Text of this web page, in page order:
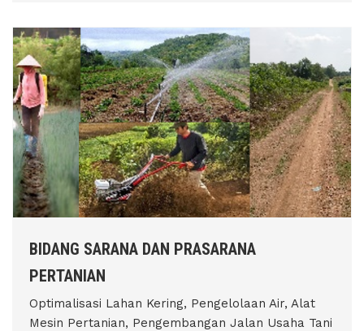
BIDANG SARANA DAN PRASARANA
PERTANIAN
Optimalisasi Lahan Kering, Pengelolaan Air, Alat
Mesin Pertanian, Pengembangan Jalan Usaha Tani